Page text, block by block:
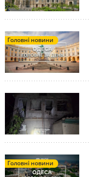
Головні новини
Головні новини